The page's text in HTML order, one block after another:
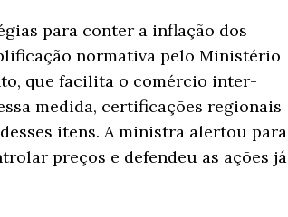
para conter a inflação dos
normativa pelo Ministério
que facilita o comércio inter-
medida, certificações regionais
itens. A ministra alertou para
preços e defendeu as ações já